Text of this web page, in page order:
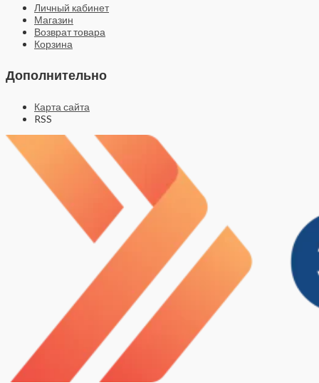
Личный кабинет
Магазин
Возврат товара
Корзина
Дополнительно
Карта сайта
RSS